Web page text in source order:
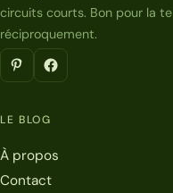
circuits courts. Bon pour la
réciproquement.
LE BLOG
À propos
Contact